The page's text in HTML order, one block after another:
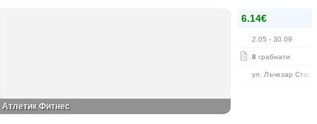
6.14€
2.05 - 30.09
8 грабнати
ул. Лъчезар
Атлетик Фитнес